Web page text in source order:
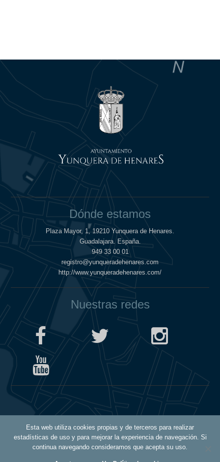
Esta web utiliza cookies propias y de terceros para realizar
estadísticas de uso y para mejorar la experiencia de navegación. Si
continua navegando consideramos que acepta su uso.
Dónde estamos
Plaza Mayor, 1, 19210 Yunquera de Henares.
Guadalajara. España.
949 33 00 01
registro@yunqueradehenares.com
http://www.yunqueradehenares.com/
Nuestras redes
Política de Cookies
Política de Privacidad
Aviso Legal